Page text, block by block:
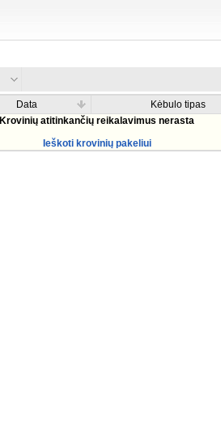
Data Kėbulo tipas
Krovinių atitinkančių reikalavimus nerasta
Ieškoti krovinių pakeliui